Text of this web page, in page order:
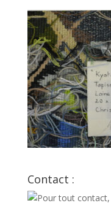
Contact :